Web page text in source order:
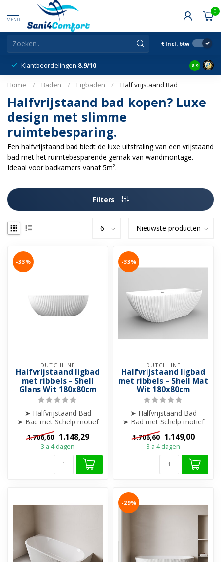
MENU
0
€ Incl. btw
Klantbeordelingen 8.9/10 8.9
Home / Baden / Ligbaden / Half vrijstaand Bad
Halfvrijstaand bad kopen? Luxe
design met slimme
ruimtebesparing.
Een halfvrijstaand bad biedt de luxe uitstraling van een vrijstaand
bad met het ruimtebesparende gemak van wandmontage.
Ideaal voor badkamers vanaf 5m².
Filters
-33%
DUTCHLINE
Halfvrijstaand ligbad
met ribbels – Shell
Glans Wit 180x80cm
➤ Halfvrijstaand Bad
➤ Bad met Schelp motief
➤ 180x80x58cm
➤ Glans Wit
➤ I...
1.706,60 1.148,29
3 a 4 dagen
-33%
DUTCHLINE
Halfvrijstaand ligbad
met ribbels – Shell Mat
Wit 180x80cm
➤ Halfvrijstaand Bad
➤ Bad met Schelp motief
➤ 180x80x58cm
➤ Mat Wit
➤ In...
1.706,60 1.149,00
3 a 4 dagen
-29%